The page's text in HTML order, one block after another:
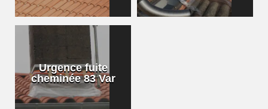
Urgence fuite
cheminée 83 Var